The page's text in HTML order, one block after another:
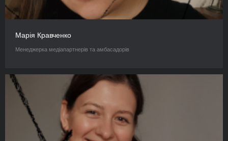
Марія Кравченко
Менеджерка медіапартнерів та амбасадорів